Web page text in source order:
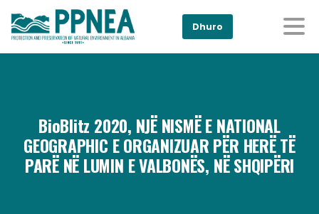
Dhuro
BioBlitz 2020, NJË NISMË E NATIONAL
GEOGRAPHIC E ORGANIZUAR PËR HERË TË
PARË NË LUMIN E VALBONËS, NË SHQIPËRI